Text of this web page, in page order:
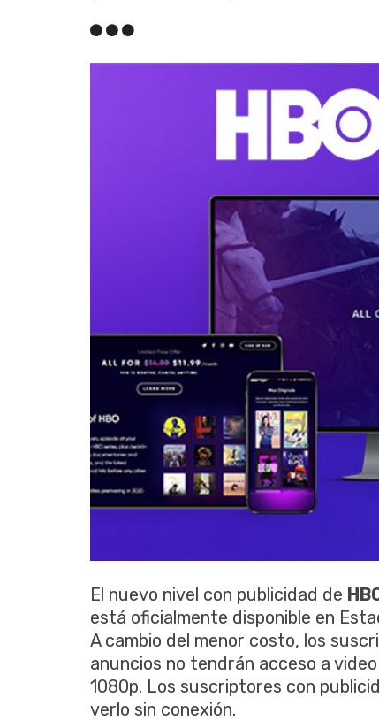
El nuevo nivel con publicidad de
está oficialmente disponible en
A cambio del menor costo, los
anuncios no tendrán acceso a
1080p. Los suscriptores con
verlo sin conexión.